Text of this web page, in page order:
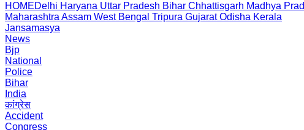
HOMEDelhi Haryana Uttar Pradesh Bihar Chhattisgarh Madhya
Maharashtra Assam West Bengal Tripura Gujarat Odisha Kerala
Jansamasya
News
Bjp
National
Police
Bihar
India
कांग्रेस
Accident
Congress